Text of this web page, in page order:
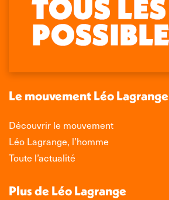
Facebook
s'ouvre
une
fenêtre
page
X
s'ouvre
une
fenêtre
page
LinkedIn
s'ouvre
une
fenêtre
page
Instagram
s'ouvre
une
nouvelle
fenêtre
Le mouvement Léo Lagrange
Découvrir le mouvement
Léo Lagrange, l’homme
Toute l’actualité
Plus de Léo Lagrange